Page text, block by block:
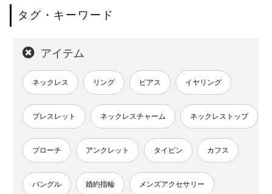
タグ・キーワード
アイテム
ネックレス リング ピアス イヤリング
ブレスレット ネックレスチャーム ネックレストップ
ブローチ アンクレット タイピン カフス
バングル 婚約指輪 メンズアクセサリー